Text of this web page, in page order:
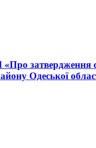
затвердження
Одеської